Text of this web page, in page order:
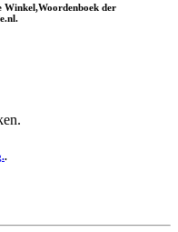
Winkel,Woordenboek der
.